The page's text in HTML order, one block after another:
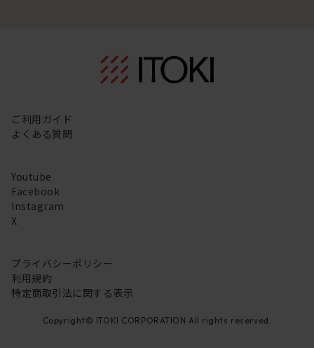
ご利用ガイド
よくある質問
Youtube
Facebook
Instagram
X
プライバシーポリシー
利用規約
特定商取引法に関する表示
Copyright© ITOKI CORPORATION All rights reserved.